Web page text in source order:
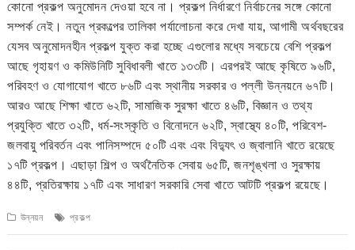
কোনো প্রকল্প অনুমোদন দেওয়া হবে না। প্রকল্প নির্ধারণে নির্বাচনের সঙ্গে কোনো
সম্পর্ক নেই। নতুন প্রকল্পের তালিকা পর্যালোচনা করে দেখা যায়, আগামী অর্থবছরের
যেসব অনুমোদনহীন প্রকল্প যুক্ত করা হচ্ছে এগুলোর মধ্যে সবচেয়ে বেশি প্রকল্প
আছে গৃহায়ণ ও কমিউনিটি সুবিধাবলী খাতে ১৩৩টি। এরপরই আছে কৃষিতে ৯৬টি,
পরিবহণ ও যোগাযোগ খাতে ৮৬টি এবং স্থানীয় সরকার ও পল্লী উন্নয়নে ৬৭টি।
আরও আছে শিক্ষা খাতে ৬২টি, সামাজিক সুরক্ষা খাতে ৪৬টি, বিজ্ঞান ও তথ্য
প্রযুক্তি খাতে ৩২টি, ধর্ম-সংস্কৃতি ও বিনোদনে ৬২টি, স্বাস্থ্যে ৪০টি, পরিবেশ-
জলবায়ু পরিবর্তন এবং পানিসম্পদে ৫০টি এবং এবং বিদ্যুৎ ও জ্বালানি খাতে রয়েছে
১৭টি প্রকল্প। এছাড়া শিল্প ও অর্থনৈতিক সেবায় ৬৫টি, জনশৃঙ্খলা ও সুরক্ষায়
৪৪টি, প্রতিরক্ষায় ১৭টি এবং সাধারণ সরকারি সেবা খাতে আটটি প্রকল্প রয়েছে।
উন্নয়ন প্রকল্প